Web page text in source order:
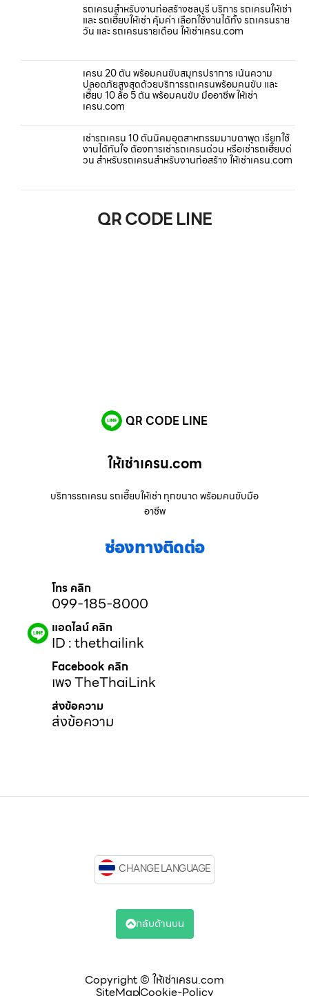
รถเครนสำหรับงานก่อสร้างชลบุรี บริการ รถเครนให้เช่า
และ รถเฮี๊ยบให้เช่า คุ้มค่า เลือกใช้งานได้ทั้ง รถเครนราย
วัน และ รถเครนรายเดือน ให้เช่าเครน.com
เครน 20 ตัน พร้อมคนขับสมุทรปราการ เน้นความ
ปลอดภัยสูงสุดด้วยบริการรถเครนพร้อมคนขับ และ
เฮี๊ยบ 10 ล้อ 5 ตัน พร้อมคนขับ มืออาชีพ ให้เช่า
เครน.com
เช่ารถเครน 10 ตันนิคมอุตสาหกรรมมาบตาพุด เรียกใช้
งานได้ทันใจ ต้องการเช่ารถเครนด่วน หรือเช่ารถเฮี๊ยบด่
วน สำหรับรถเครนสำหรับงานก่อสร้าง ให้เช่าเครน.com
QR CODE LINE
QR CODE LINE
ให้เช่าเครน.com
บริการรถเครน รถเฮี๊ยบให้เช่า ทุกขนาด พร้อมคนขับมือ
อาชีพ
ช่องทางติดต่อ
โทร คลิก
099-185-8000
แอดไลน์ คลิก
ID : thethailink
Facebook คลิก
เพจ TheThaiLink
ส่งข้อความ
ส่งข้อความ
Copyright © ให้เช่าเครน.com
SiteMapCookie-Policy
CHANGE LANGUAGE
กลับด้านบน